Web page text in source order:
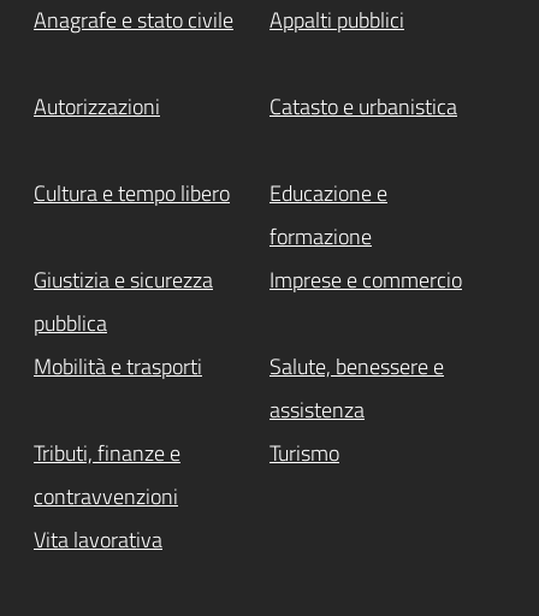
Anagrafe e stato civile Appalti pubblici
Autorizzazioni Catasto e urbanistica
Cultura e tempo libero
Educazione e
formazione
Giustizia e sicurezza
pubblica
Imprese e commercio
Mobilità e trasporti
Salute, benessere e
assistenza
Tributi, finanze e
contravvenzioni
Turismo
Vita lavorativa